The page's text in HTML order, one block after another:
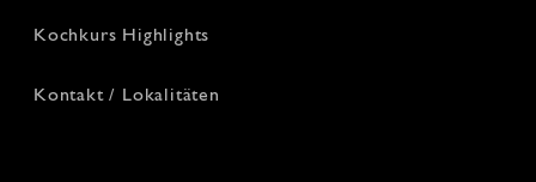
Kochkurs Highlights
Kontakt / Lokalitäten